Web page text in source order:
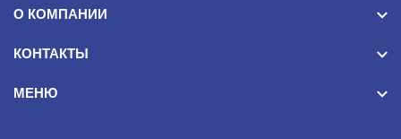
О КОМПАНИИ
КОНТАКТЫ
МЕНЮ